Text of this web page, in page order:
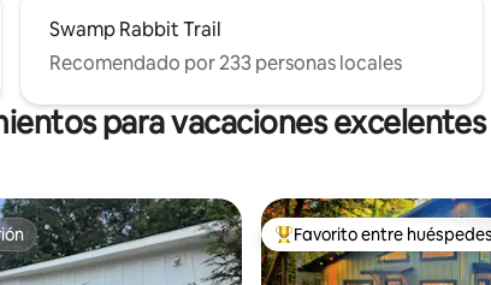
Swamp Rabbit Trail
Recomendado por 233 personas locales
para vacaciones
Favorito entre huéspedes
Favorito entre huéspedes